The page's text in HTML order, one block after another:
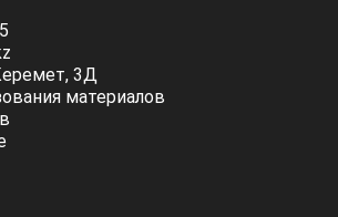
3Д
материалов